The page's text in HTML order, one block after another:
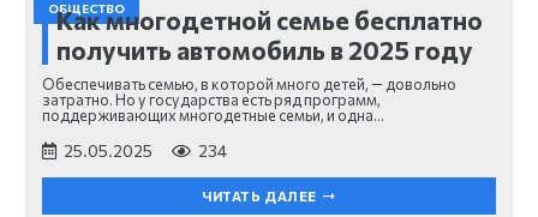
ОБЩЕСТВО
Как многодетной семье бесплатно
получить автомобиль в 2025 году
Обеспечивать семью, в которой много детей, — довольно
затратно. Но у государства есть ряд программ,
поддерживающих многодетные семьи, и одна…
25.05.2025 234
ЧИТАТЬ ДАЛЕЕ